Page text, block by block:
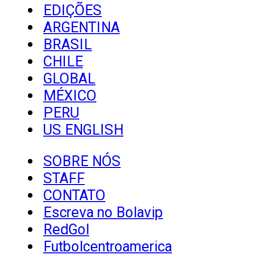
EDIÇÕES
ARGENTINA
BRASIL
CHILE
GLOBAL
MÉXICO
PERU
US ENGLISH
SOBRE NÓS
STAFF
CONTATO
Escreva no Bolavip
RedGol
Futbolcentroamerica